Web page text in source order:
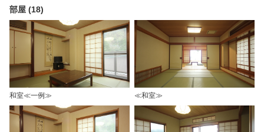
部屋 (18)
和室≪一例≫ ≪和室≫